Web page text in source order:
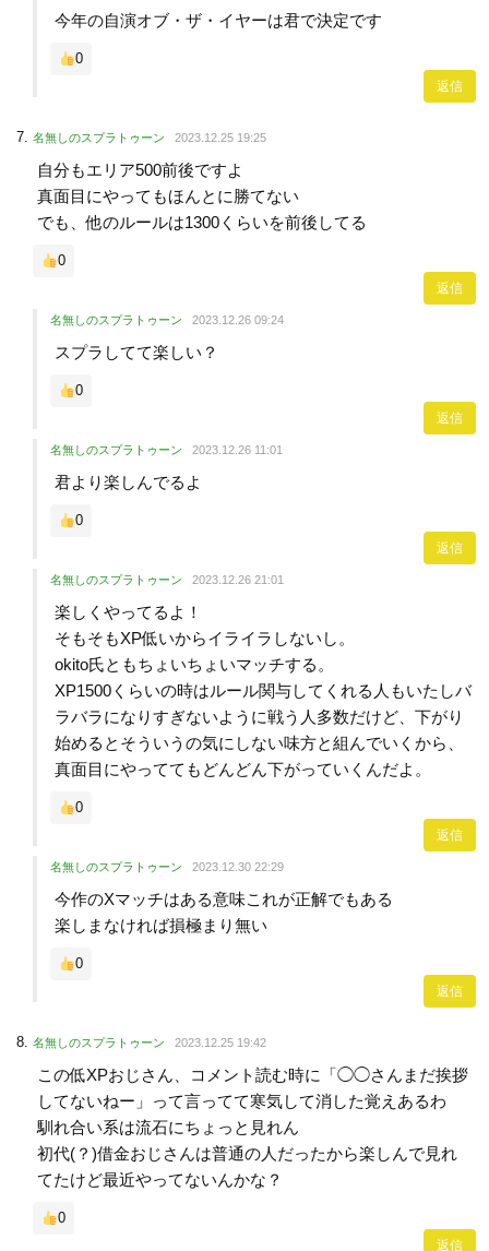
今年の自演オブ・ザ・イヤーは君で決定です
0
返信
名無しのスプラトゥーン 2023.12.25 19:25
自分もエリア500前後ですよ
真面目にやってもほんとに勝てない
でも、他のルールは1300くらいを前後してる
0
返信
名無しのスプラトゥーン 2023.12.26 09:24
スプラしてて楽しい？
0
返信
名無しのスプラトゥーン 2023.12.26 11:01
君より楽しんでるよ
0
返信
名無しのスプラトゥーン 2023.12.26 21:01
楽しくやってるよ！
そもそもXP低いからイライラしないし。
okito氏ともちょいちょいマッチする。
XP1500くらいの時はルール関与してくれる人もいたしバ
ラバラになりすぎないように戦う人多数だけど、下がり
始めるとそういうの気にしない味方と組んでいくから、
真面目にやっててもどんどん下がっていくんだよ。
0
返信
名無しのスプラトゥーン 2023.12.30 22:29
今作のXマッチはある意味これが正解でもある
楽しまなければ損極まり無い
0
返信
名無しのスプラトゥーン 2023.12.25 19:42
この低XPおじさん、コメント読む時に「◯◯さんまだ挨拶
してないねー」って言ってて寒気して消した覚えあるわ
馴れ合い系は流石にちょっと見れん
初代(？)借金おじさんは普通の人だったから楽しんで見れ
てたけど最近やってないんかな？
0
返信